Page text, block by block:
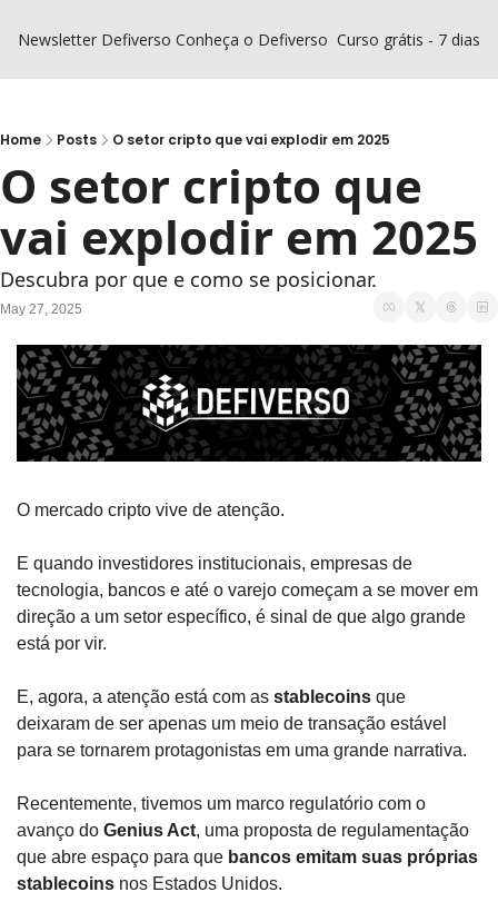
Newsletter Defiverso Conheça o Defiverso Curso grátis - 7 dias
Home Posts O setor cripto que vai explodir em 2025
O setor cripto que
vai explodir em 2025
Descubra por que e como se posicionar.
May 27, 2025
O mercado cripto vive de atenção.
E quando investidores institucionais, empresas de
tecnologia, bancos e até o varejo começam a se mover em
direção a um setor específico, é sinal de que algo grande
está por vir.
E, agora, a atenção está com as stablecoins que
deixaram de ser apenas um meio de transação estável
para se tornarem protagonistas em uma grande narrativa.
Recentemente, tivemos um marco regulatório com o
avanço do Genius Act, uma proposta de regulamentação
que abre espaço para que bancos emitam suas próprias
stablecoins nos Estados Unidos.